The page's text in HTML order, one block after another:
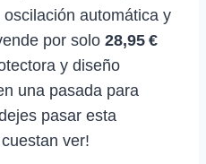
automática y
por solo 28,95 €
y diseño
una pasada para
pasar esta
ver!